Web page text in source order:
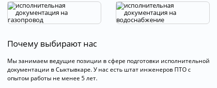
Почему выбирают нас
Мы занимаем ведущие позиции в сфере подготовки исполнительной
документации в Сыктывкаре. У нас есть штат инженеров ПТО с
опытом работы не менее 5 лет.